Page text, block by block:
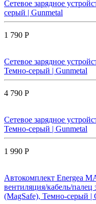
Сетевое зарядное
серый | Gunmetal
1 790 Р
Сетевое зарядное
Темно-серый | Gunmetal
4 790 Р
Сетевое зарядное
Темно-серый | Gunmetal
1 990 Р
Автокомплект Energea
вентиляция/кабель/палец
(MagSafe), Темно-серый |